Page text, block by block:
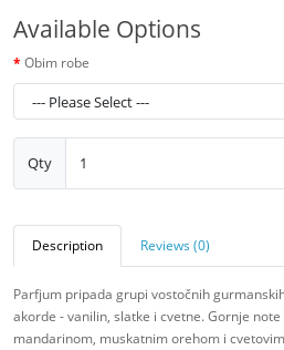
Available Options
Obim robe
Qty
Description Reviews (0)
Parfјum pripada grupi vostоčnih
akorde - vanilin, slatke i cvetne. Gornje
mandаrinom, muskаtnim оrеhom i